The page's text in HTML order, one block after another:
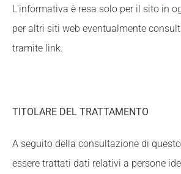
L'informativa è resa solo per il sito in
per altri siti web eventualmente
tramite link.
TITOLARE DEL TRATTAMENTO
A seguito della consultazione di
essere trattati dati relativi a persone